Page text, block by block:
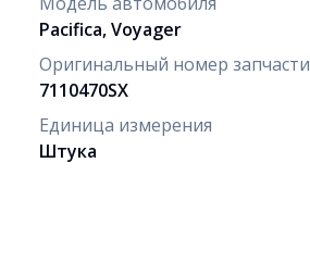
Pacifica, Voyager
Оригинальный номер запчасти
7110470SX
Единица измерения
Штука